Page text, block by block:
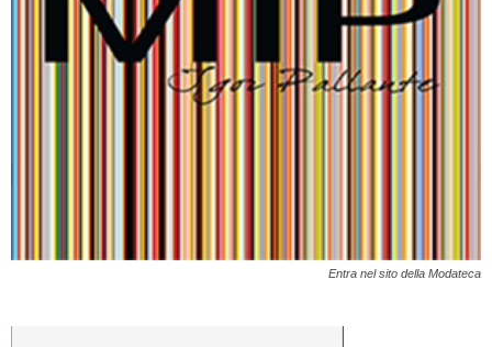
Entra nel sito della Modateca